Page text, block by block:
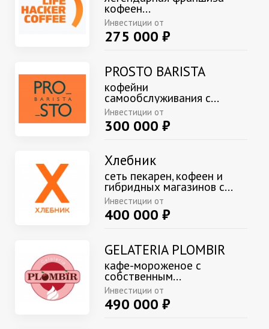
кофеен...
Инвестиции от
275 000 ₽
PROSTO BARISTA
кофейни
самообслуживания с...
Инвестиции от
300 000 ₽
Хлебник
сеть пекарен, кофеен и
гибридных магазинов с...
Инвестиции от
400 000 ₽
GELATERIA PLOMBIR
кафе-мороженое с
собственным...
Инвестиции от
490 000 ₽